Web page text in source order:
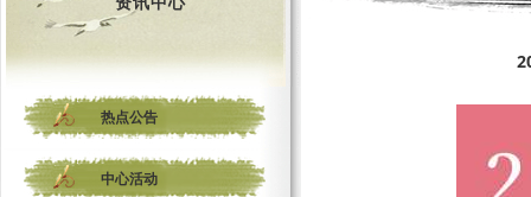
热点公告
中心活动